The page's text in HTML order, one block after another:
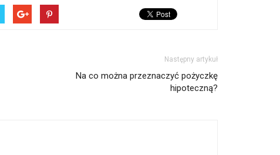
Następny artykuł
Na co można przeznaczyć pożyczkę
hipoteczną?